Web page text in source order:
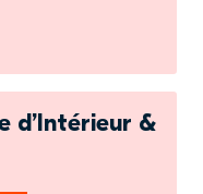
d’Intérieur &